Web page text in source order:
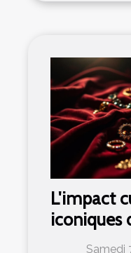
L'impact
iconiques
Samedi